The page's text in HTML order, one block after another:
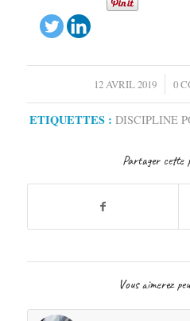
12 AVRIL 2019
/ 0
ETIQUETTES : DISCIPLINE
Partager cette
Vous aimerez